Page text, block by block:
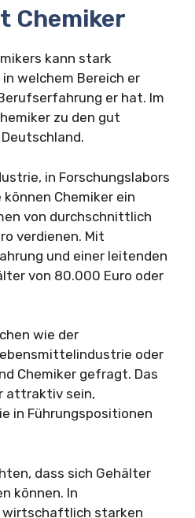
Chemiker
kann stark
welchem Bereich er
er hat. Im
zu den gut
in Forschungslabors
Chemiker ein
von durchschnittlich
verdienen. Mit
und einer leitenden
von 80.000 Euro oder
wie der
oder
Chemiker gefragt. Das
attraktiv sein,
in Führungspositionen
dass sich Gehälter
können. In
wirtschaftlich starken